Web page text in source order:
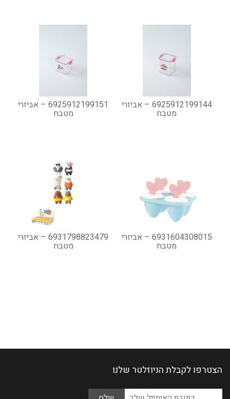
6925912199144 – אביזרי
מטבח
6925912199151 – אביזרי
מטבח
6931604308015 – אביזרי
מטבח
6931798823479 – אביזרי
מטבח
הצטרפו לקבלת הניוזלטר שלנו
Please